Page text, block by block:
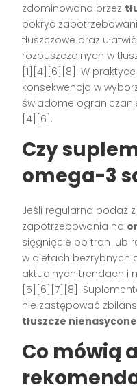
zdominowana przez
pokryć
tłuszczowe oraz
rozpuszczalnych w
[1][4][6][8]. W
konsekwencja w
świadome
[4][6].
Czy
omega-3
Jeśli regularna podaż
zapotrzebowania na
sięgnięcie po tran lub
w dietach bezrybnych
aktualnych trendach i
[5][6][7][8].
nie zastępować
tłuszcze nienasycone
Co mówią